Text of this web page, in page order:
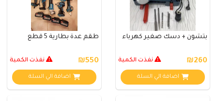
بتشون + دسك صغير كهرباء
₪260 نفذت الكمية
اضافة الي السلة
طقم عدة بطارية 5 قطع
₪550 نفذت الكمية
اضافة الي السلة